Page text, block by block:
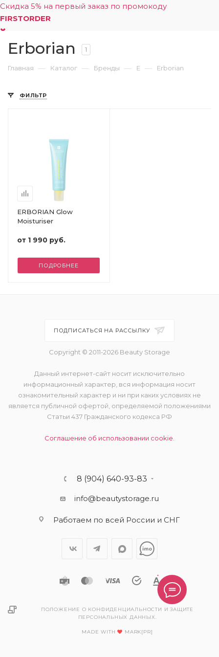
Скидка 5% на первый заказ по промокоду
FIRSTORDER
Erborian 1
Главная — Каталог — Бренды — E — Erborian
ФИЛЬТР
ERBORIAN Glow
Moisturiser
от 1 990 руб.
ПОДРОБНЕЕ
ПОДПИСАТЬСЯ НА РАССЫЛКУ
Copyright © 2011-2026 Beauty Storage
Данный интернет-сайт носит исключительно
информационный характер, вся информация носит
ознакомительный характер и ни при каких условиях не
является публичной офертой, определяемой положениями
Статьи 437 Гражданского кодекса РФ
Соглашение об использовании cookie.
8 (904) 640-93-83
info@beautystorage.ru
Работаем по всей России и СНГ
ПОЛОЖЕНИЕ О КОНФИДЕНЦИАЛЬНОСТИ И ЗАЩИТЕ
ПЕРСОНАЛЬНЫХ ДАННЫХ.
MADE WITH MARK[PR]